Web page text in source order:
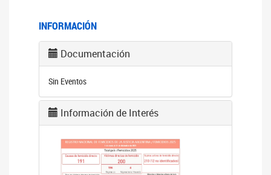
INFORMACIÓN
Documentación
Sin Eventos
Información de Interés